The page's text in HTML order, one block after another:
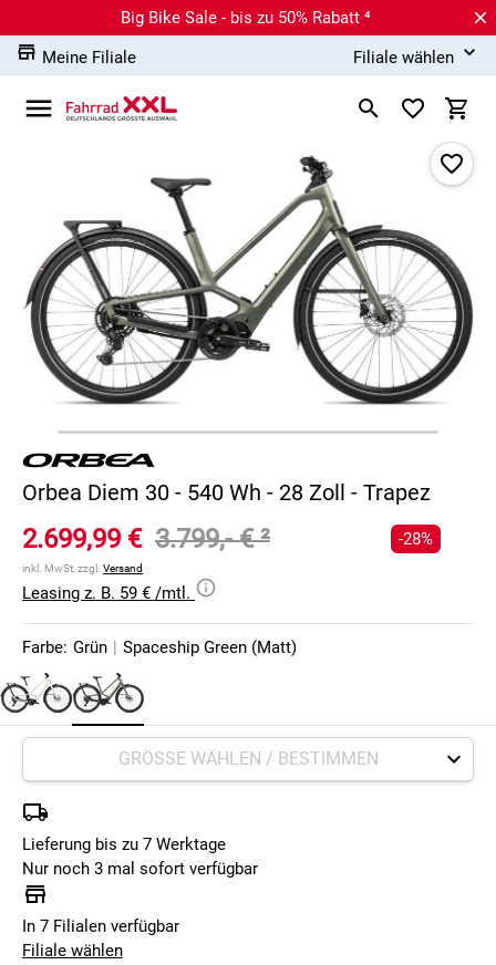
Big Bike Sale - bis zu 50% Rabatt ⁴
Meine Filiale
Filiale wählen
Orbea Diem 30 - 540 Wh - 28 Zoll - Trapez
2.699,99 € 3.799,- €²
inkl. MwSt, zzgl. Versand
-28%
Leasing z. B. 59 € /mtl.
Farbe: Grün | Spaceship Green (Matt)
Lieferung bis zu 7 Werktage
Nur noch 3 mal sofort verfügbar
In 7 Filialen verfügbar
Filiale wählen